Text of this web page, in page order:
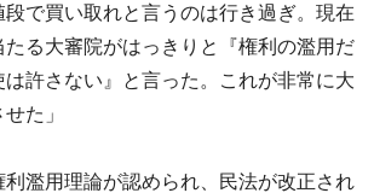
で買い取れと言うのは行き過ぎ。現在
る大審院がはっきりと『権利の濫用だ
許さない』と言った。これが非常に大
た」
利濫用理論が認められ、民法が改正され